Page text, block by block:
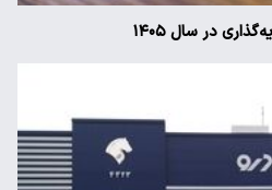
در سال ۱۴۰۵